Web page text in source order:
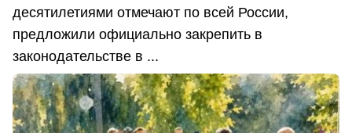
десятилетиями отмечают по всей России,
предложили официально закрепить в
законодательстве в ...